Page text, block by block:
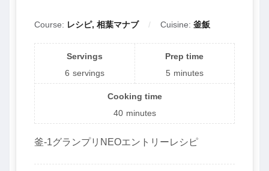
Course: レシピ, 相葉マナブ Cuisine: 釜飯
Servings
6 servings
Prep time
5 minutes
Cooking time
40 minutes
釜-1グランプリNEOエントリーレシピ